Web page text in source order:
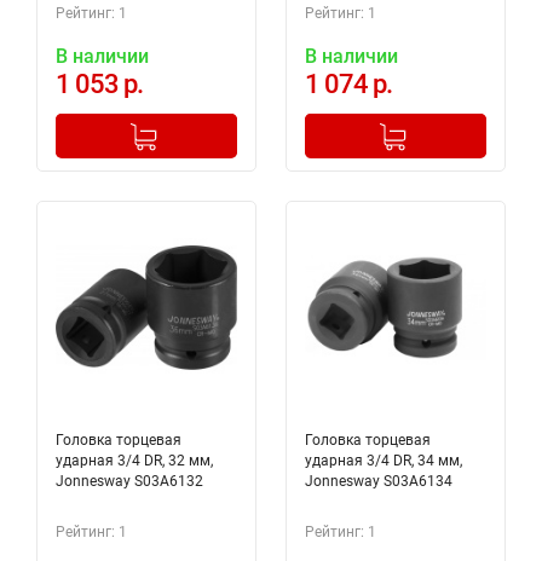
Рейтинг: 1
В наличии
1 053 р.
+
Добавлено в корзину
Рейтинг: 1
В наличии
1 074 р.
+
Добавлено в корзину
Головка торцевая
ударная 3/4 DR, 32 мм,
Jonnesway S03A6132
Рейтинг: 1
Головка торцевая
ударная 3/4 DR, 34 мм,
Jonnesway S03A6134
Рейтинг: 1